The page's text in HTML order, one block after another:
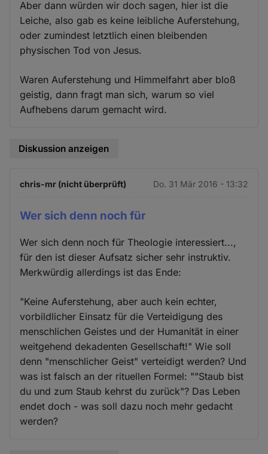
Aber dann würden wir doch sagen, hier ist die
Leiche, also gab es keine leibliche Auferstehung,
oder zumindest letztlich einen bleibenden
physischen Tod von Jesus.
Waren Auferstehung und Himmelfahrt aber bloß
geistig, dann fragt man sich, warum so viel
Aufhebens darum gemacht wird.
Diskussion anzeigen
chris-mr (nicht überprüft) Do. 31 Mär 2016 - 13:32
Wer sich denn noch für
Wer sich denn noch für Theologie interessiert...,
für den ist dieser Aufsatz sicher sehr instruktiv.
Merkwürdig allerdings ist das Ende:
"Keine Auferstehung, aber auch kein echter,
vorbildlicher Einsatz für die Verteidigung des
menschlichen Geistes und der Humanität in einer
weitgehend dekadenten Gesellschaft!" Wie soll
denn "menschlicher Geist" verteidigt werden? Und
was ist falsch an der rituellen Formel: ""Staub bist
du und zum Staub kehrst du zurück"? Das Leben
endet doch - was soll dazu noch mehr gedacht
werden?